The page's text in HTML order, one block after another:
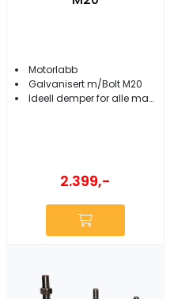
Motorlabb
Galvanisert m/Bolt M20
Ideell demper for alle marinemotorer
2.399,-